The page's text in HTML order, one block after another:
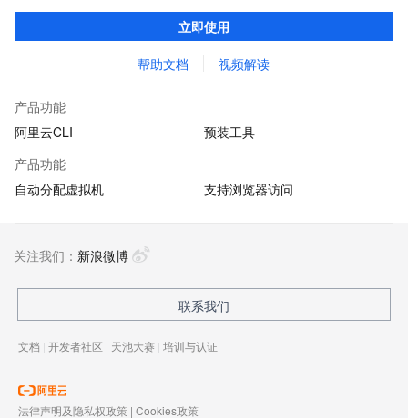
机，并预装CLI、Terraform等多种云管理工具和ssh、vim、jq等系
立即使用
帮助文档 视频解读
产品功能
阿里云CLI
预装工具
产品功能
自动分配虚拟机
支持浏览器访问
关注我们： 新浪微博
联系我们
文档 | 开发者社区 | 天池大赛 | 培训与认证
法律声明及隐私权政策 | Cookies政策